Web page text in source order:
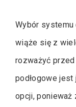
Wybór
wiąże się z
rozważyć
podłogowe
opcji, ponieważ